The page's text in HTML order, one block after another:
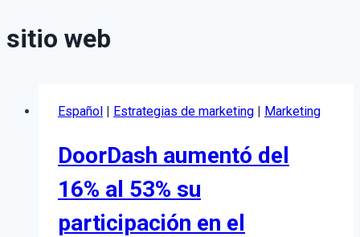
sitio web
Español | Estrategias de marketing | Marketing
DoorDash aumentó del
16% al 53% su
participación en el